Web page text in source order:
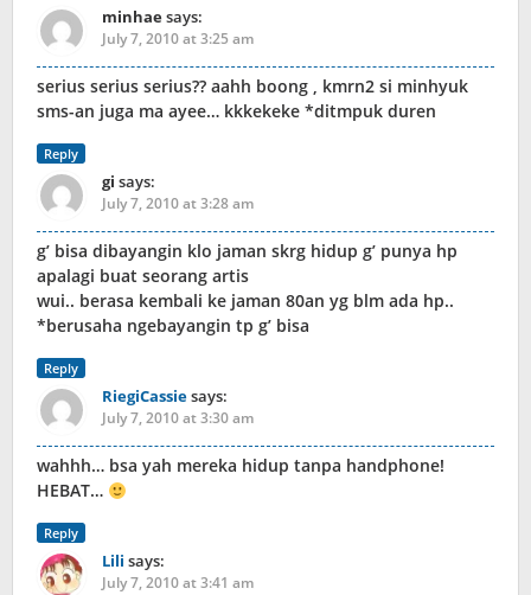
minhaesays:
July 7, 2010 at 3:25 am
serius serius serius?? aahh boong , kmrn2 si minhyuk
sms-an juga ma ayee… kkkekeke *ditmpuk duren
Reply
gi says:
July 7, 2010 at 3:28 am
g’ bisa dibayangin klo jaman skrg hidup g’ punya hp
apalagi buat seorang artis
wui.. berasa kembali ke jaman 80an yg blm ada hp..
*berusaha ngebayangin tp g’ bisa
Reply
RiegiCassiesays:
July 7, 2010 at 3:30 am
wahhh… bsa yah mereka hidup tanpa handphone!
HEBAT…
Reply
Lili says:
July 7, 2010 at 3:41 am